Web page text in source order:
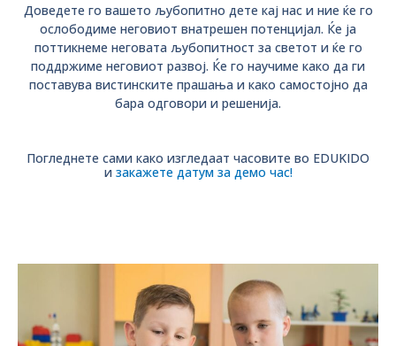
Доведете го вашето љубопитно дете кај нас и ние ќе го
ослободиме неговиот внатрешен потенцијал. Ќе ја
поттикнеме неговата љубопитност за светот и ќе го
поддржиме неговиот развој. Ќе го научиме како да ги
поставува вистинските прашања и како самостојно да
бара одговори и решенија.
Погледнете сами како изгледаат часовите во EDUKIDO
и закажете датум за демо час!